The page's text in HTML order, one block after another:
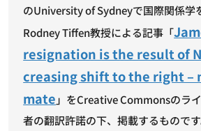
のUniversity of Sydneyで国際関係学
Rodney Tiffen教授による記事「
resignation is the result of
creasing shift to the right –
mate 」をCreative Commonsのラ
者の翻訳許諾の下、掲載するものです